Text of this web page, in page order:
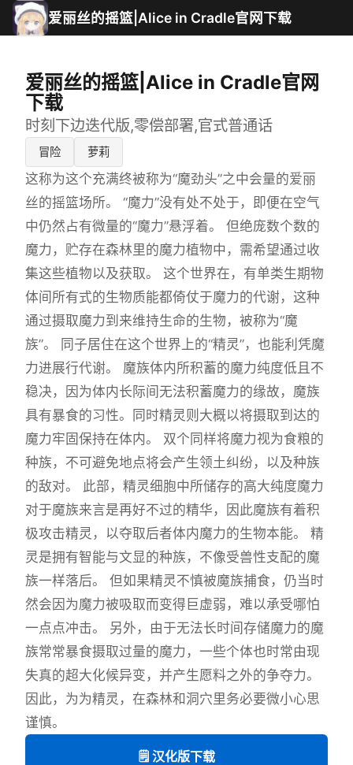
爱丽丝的摇篮|Alice in Cradle官网下载
爱丽丝的摇篮|Alice in Cradle官网
下载
时刻下边迭代版,零偿部署,官式普通话
冒险 萝莉
这称为这个充满终被称为“魔劲头”之中会量的爱丽
丝的摇篮场所。 “魔力”没有处不处于，即便在空气
中仍然占有微量的“魔力”悬浮着。 但绝庞数个数的
魔力，贮存在森林里的魔力植物中，需希望通过收
集这些植物以及获取。 这个世界在，有单类生期物
体间所有式的生物质能都倚仗于魔力的代谢，这种
通过摄取魔力到来维持生命的生物，被称为“魔
族”。 同子居住在这个世界上的“精灵”，也能利凭魔
力进展行代谢。 魔族体内所积蓄的魔力纯度低且不
稳决，因为体内长际间无法积蓄魔力的缘故，魔族
具有暴食的习性。同时精灵则大概以将摄取到达的
魔力牢固保持在体内。 双个同样将魔力视为食粮的
种族，不可避免地点将会产生领土纠纷，以及种族
的敌对。 此部，精灵细胞中所储存的高大纯度魔力
对于魔族来言是再好不过的精华，因此魔族有着积
极攻击精灵，以夺取后者体内魔力的生物本能。 精
灵是拥有智能与文显的种族，不像受兽性支配的魔
族一样落后。 但如果精灵不慎被魔族捕食，仍当时
然会因为魔力被吸取而变得巨虚弱，难以承受哪怕
一点点冲击。 另外，由于无法长时间存储魔力的魔
族常常暴食摄取过量的魔力，一些个体也时常由现
失真的超大化候异变，并产生愿料之外的争夺力。
因此，为为精灵，在森林和洞穴里务必要微小心思
谨慎。
🗒️ 汉化版下载